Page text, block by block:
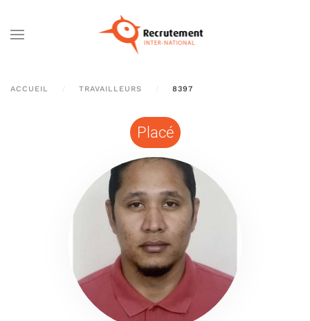
Passer au contenu principal
ACCUEIL TRAVAILLEURS 8397
Placé